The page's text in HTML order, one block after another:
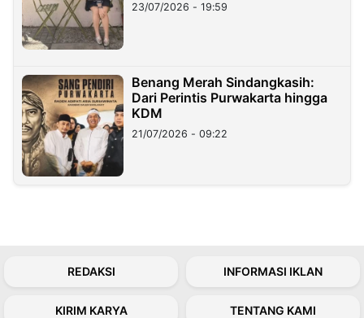
23/07/2026 - 19:59
Benang Merah Sindangkasih:
Dari Perintis Purwakarta hingga
KDM
21/07/2026 - 09:22
REDAKSI INFORMASI IKLAN
KIRIM KARYA TENTANG KAMI